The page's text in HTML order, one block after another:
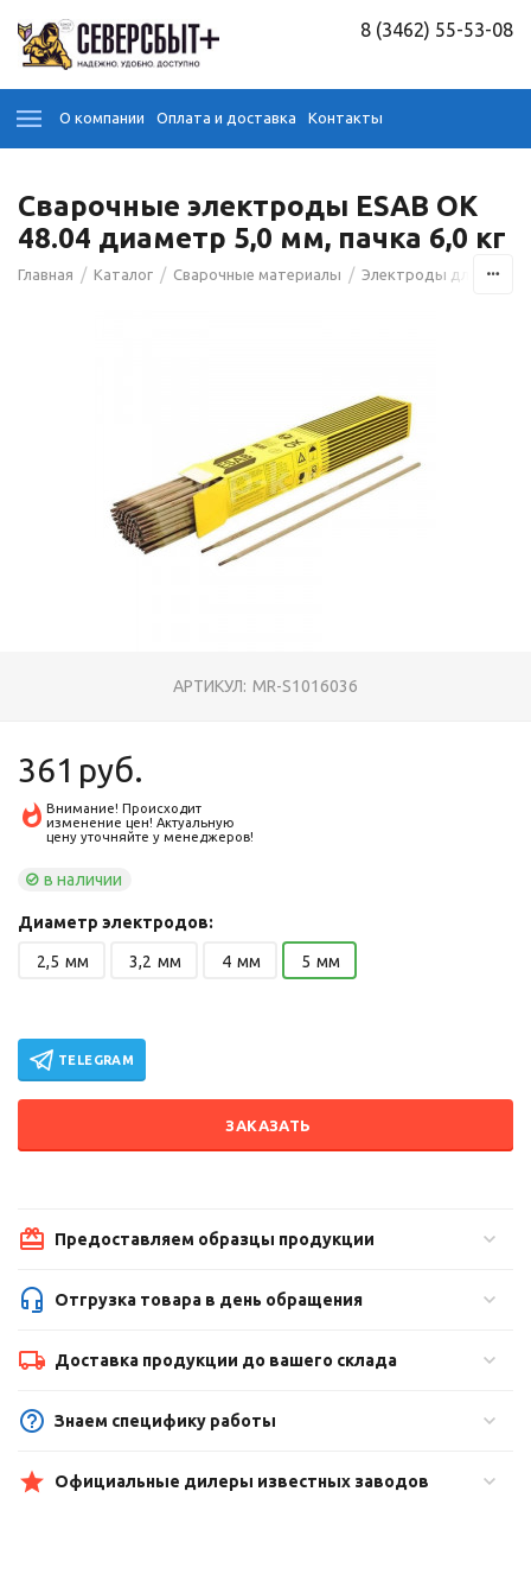
8 (3462) 55-53-08
О компании Оплата и доставка Контакты
Сварочные электроды ESAB OK
48.04 диаметр 5,0 мм, пачка 6,0 кг
Главная / Каталог / Сварочные материалы / Электроды для сварки
АРТИКУЛ: MR-S1016036
361 руб.
Внимание! Происходит
изменение цен! Актуальную
цену уточняйте у менеджеров!
в наличии
Диаметр электродов:
2,5 мм 3,2 мм 4 мм 5 мм
TELEGRAM
ЗАКАЗАТЬ
Предоставляем образцы продукции
Отгрузка товара в день обращения
Доставка продукции до вашего склада
Знаем специфику работы
Официальные дилеры известных заводов